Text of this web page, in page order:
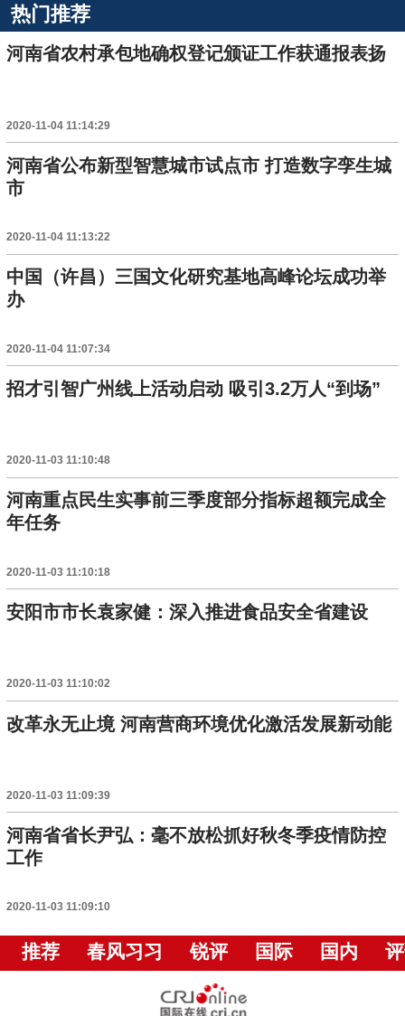
热门推荐
河南省农村承包地确权登记颁证工作获通报表扬
2020-11-04 11:14:29
河南省公布新型智慧城市试点市 打造数字孪生城
市
2020-11-04 11:13:22
中国（许昌）三国文化研究基地高峰论坛成功举
办
2020-11-04 11:07:34
招才引智广州线上活动启动 吸引3.2万人“到场”
2020-11-03 11:10:48
河南重点民生实事前三季度部分指标超额完成全
年任务
2020-11-03 11:10:18
安阳市市长袁家健：深入推进食品安全省建设
2020-11-03 11:10:02
改革永无止境 河南营商环境优化激活发展新动能
2020-11-03 11:09:39
河南省省长尹弘：毫不放松抓好秋冬季疫情防控
工作
2020-11-03 11:09:10
推荐 春风习习 锐评 国际 国内